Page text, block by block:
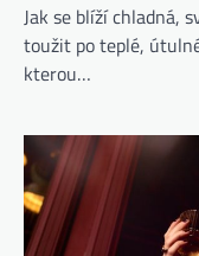
Jak se blíží chladná,
toužit po teplé,
kterou…